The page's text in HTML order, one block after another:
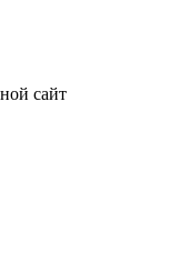
сайт